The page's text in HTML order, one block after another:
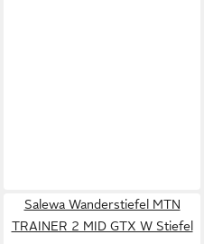
Salewa Wanderstiefel MTN
TRAINER 2 MID GTX W Stiefel